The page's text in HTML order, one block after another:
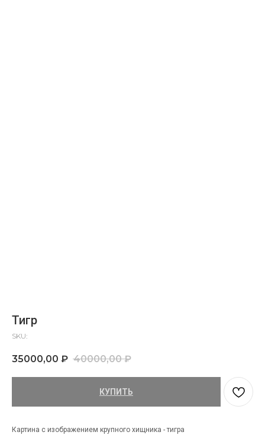
Тигр
SKU:
35000,00 ₽ 40000,00 ₽
КУПИТЬ
Картина с изображением крупного хищника - тигра